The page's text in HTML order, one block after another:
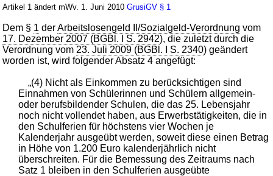
V. v. 04.05.2010BGBl. I S. 541(Nr. 20); Geltung ab 01.06.2010
Artikel 1 ändert mWv. 1. Juni 2010GrusiGV § 1
Dem § 1 derArbeitslosengeld II/Sozialgeld-Verordnung vom
17. Dezember 2007 (BGBl. I S. 2942), die zuletzt durch die
Verordnung vom 23. Juli 2009 (BGBl. I S. 2340) geändert
worden ist, wird folgender Absatz 4 angefügt:
„(4) Nicht als Einkommen zu berücksichtigen sind
Einnahmen von Schülerinnen und Schülern allgemein-
oder berufsbildender Schulen, die das 25. Lebensjahr
noch nicht vollendet haben, aus Erwerbstätigkeiten, die in
den Schulferien für höchstens vier Wochen je
Kalenderjahr ausgeübt werden, soweit diese einen Betrag
in Höhe von 1.200 Euro kalenderjährlich nicht
überschreiten. Für die Bemessung des Zeitraums nach
Satz 1 bleiben in den Schulferien ausgeübte